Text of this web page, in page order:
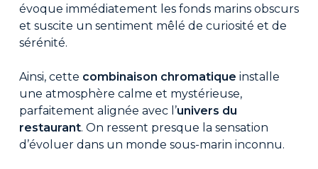
évoque immédiatement les fonds marins obscurs
et suscite un sentiment mêlé de curiosité et de
sérénité.
Ainsi, cette combinaison chromatique installe
une atmosphère calme et mystérieuse,
parfaitement alignée avec l’univers du
restaurant. On ressent presque la sensation
d’évoluer dans un monde sous-marin inconnu.